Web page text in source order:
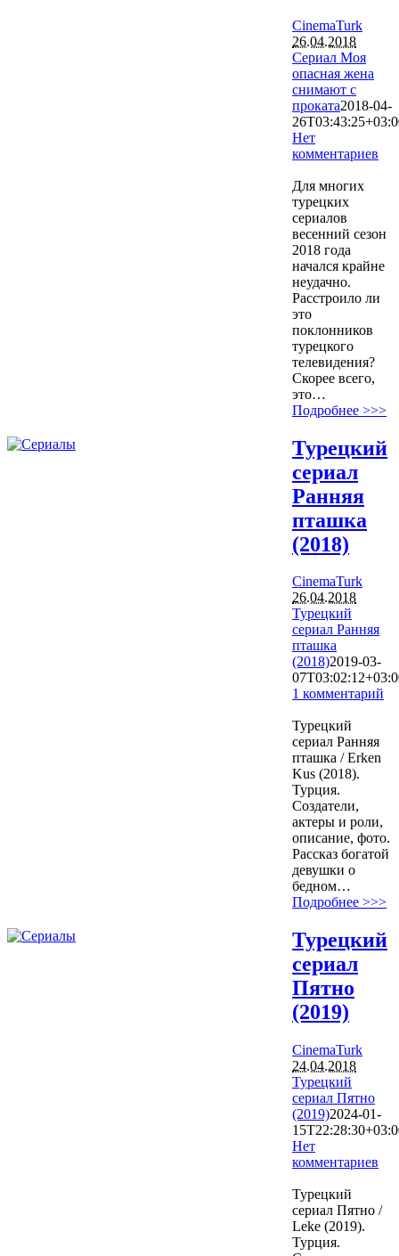
CinemaTurk
26.04.2018
Сериал Моя
опасная жена
снимают с
проката2018-04-
Нет
комментариев
Для многих
турецких
сериалов
весенний сезон
2018 года
начался крайне
неудачно.
Расстроило ли
это
поклонников
турецкого
телевидения?
Скорее всего,
это…
Подробнее >>>
Турецкий
сериал
Ранняя
пташка
(2018)
CinemaTurk
26.04.2018
Турецкий
сериал Ранняя
пташка
(2018)2019-03-
1 комментарий
Турецкий
сериал Ранняя
пташка / Erken
Kus (2018).
Турция.
Создатели,
актеры и роли,
описание, фото.
Рассказ богатой
девушки о
бедном…
Подробнее >>>
Турецкий
сериал
Пятно
(2019)
CinemaTurk
24.04.2018
Турецкий
сериал Пятно
(2019)2024-01-
Нет
комментариев
Турецкий
сериал Пятно /
Leke (2019).
Турция.